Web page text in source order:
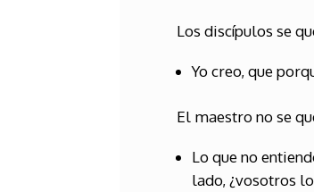
Los discípulos se
Yo creo, que
El maestro no se
Lo que no
lado, ¿vosotros